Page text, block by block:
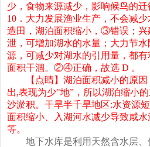
少，食物来源减少，影响候鸟的
10．大力发展渔业生产，不会减
造田，湖泊面积缩小，③错误；兴
泄，可增加湖水的水量；大力节
源，可减少对湖水的引用量，都
面积干涸。②④正确，故选 D 。
【点睛】湖泊面积减小的原因
出,表现为少"地”，所以湖泊缩小
沙淤积。干旱半千旱地区:水资源
面积缩小、入湖河水减少导致咸
等。
地下水库是利用天然含水层、